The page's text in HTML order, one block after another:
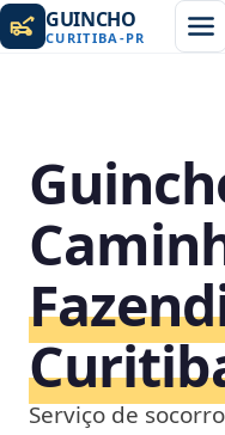
GUINCHO
CURITIBA -PR
Serviço de